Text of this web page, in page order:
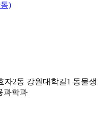
)
자2동 강원대학길1 동물생
과학과